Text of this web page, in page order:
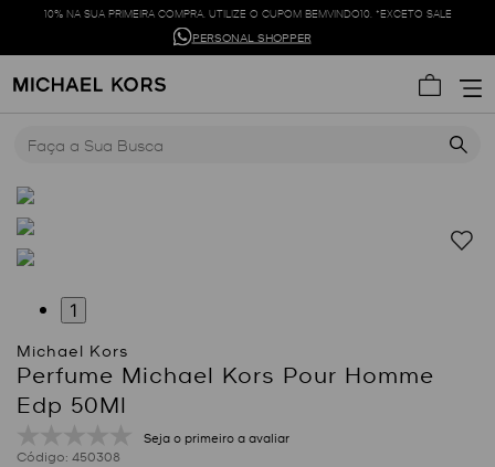
10% NA SUA PRIMEIRA COMPRA. UTILIZE O CUPOM BEMVINDO10. *EXCETO SALE
PERSONAL SHOPPER
1
Perfume Michael Kors Pour Homme
Edp 50Ml
Seja o primeiro a avaliar
: 450308